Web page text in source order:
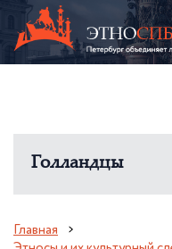
Голландцы
Главная